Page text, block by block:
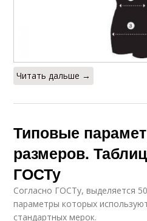
Читать дальше →
Типовые
размеров.
ГОСТу
Согласно ГОСТу, выделяется
параметры которых
стандартных мерок.